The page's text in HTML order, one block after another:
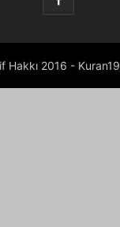
Hakkı 2016 -